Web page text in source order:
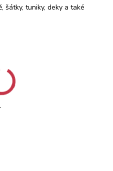
šátky, tuniky, deky a také